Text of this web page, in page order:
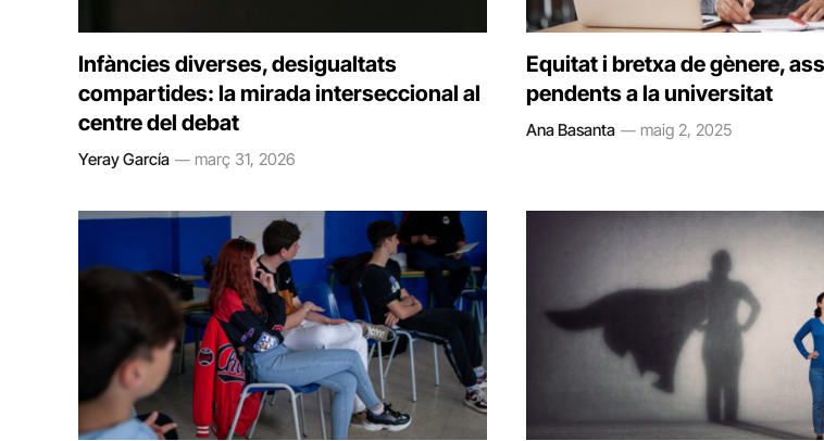
Infàncies diverses, desigualtats
compartides: la mirada interseccional al
centre del debat
Yeray García març 31, 2026
Equitat i bretxa de gènere,
pendents a la universitat
Ana Basanta maig 2, 2025